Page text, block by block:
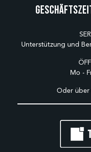
Unterstützung und
Mo -
Oder über